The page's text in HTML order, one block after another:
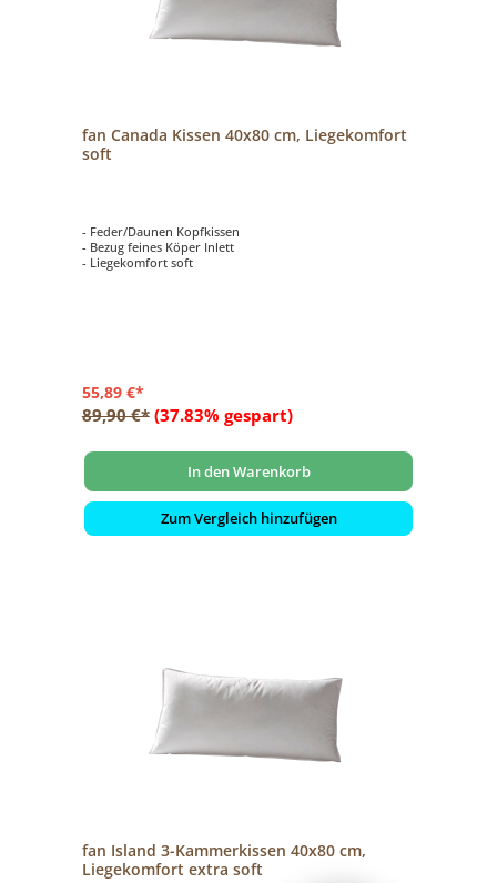
fan Canada Kissen 40x80 cm, Liegekomfort
soft
- Feder/Daunen Kopfkissen
- Bezug feines Köper Inlett
- Liegekomfort soft
55,89 €*
89,90 €* (37.83% gespart)
In den Warenkorb
Zum Vergleich hinzufügen
fan Island 3-Kammerkissen 40x80 cm,
Liegekomfort extra soft